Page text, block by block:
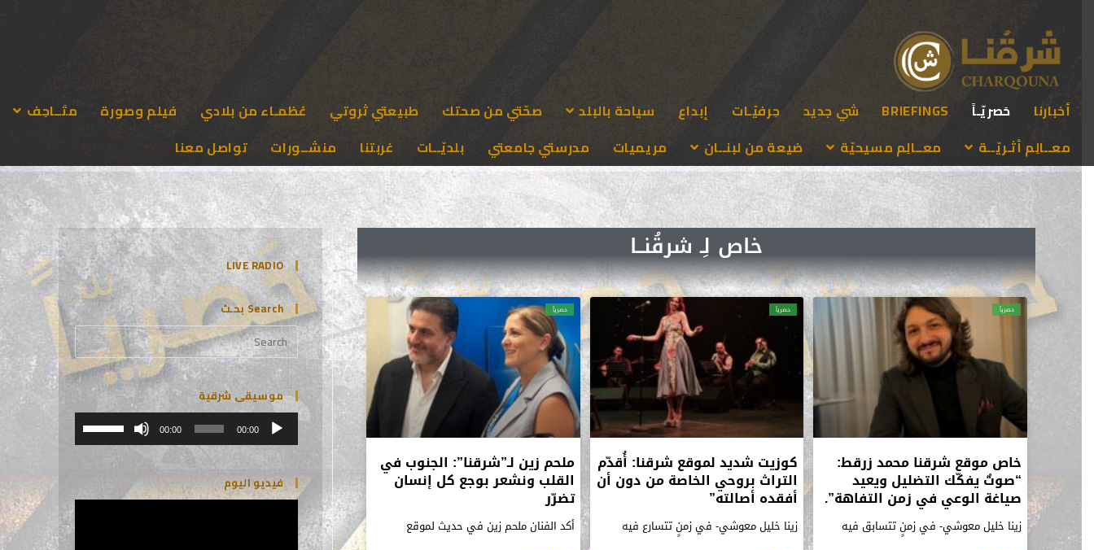
أخبارنا حَصريّـاً BRIEFINGS شي جديد حِرفيّـات إبداع سياحة بالبلد صحّتي من صحتك طبيعتي ثروتي عُظمـاء من بلادي فيلم وصورة
متَــاحِف
معــالِم أثـريّــة
معــالِم مسيحيّة ضيعة من لبنــان مريميات مدرستي جامعتي بلديّــات غربتنا منشــورات تواصل معنا
خاص لِـ شرقُنــا
حصرياً
خاص موقع شرقنا محمد زرقط:
“صوتٌ يفكّك التضليل ويعيد
صياغة الوعي في زمن التفاهة”.
زينا خليل معوشي- في زمنٍ تتسابق فيه
حصرياً
كوزيت شديد لموقع شرقنا: أُقدّم
التراث بروحي الخاصة من دون أن
أفقده أصالته”
زينا خليل معوشي- في زمنٍ تتسارع فيه
حصرياً
ملحم زين لـ”شرقنا”: الجنوب في
القلب ونشعر بوجع كل إنسان
تضرّر
أكد الفنان ملحم زين في حديث لموقع
LIVE RADIO
Search بحـث
موسيقى شرقية
مشغل
الصوت 00:00
00:00
مفاتيح
لزيادة
خفض
فيديو اليوم
مشغل